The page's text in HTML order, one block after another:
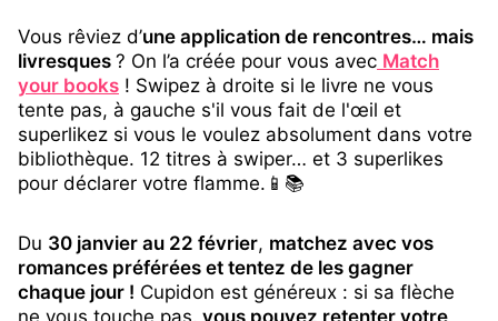
Vous rêviez d’une application de rencontres… mais
livresques ? On l’a créée pour vous avec Match
your books ! Swipez à droite si le livre ne vous
tente pas, à gauche s'il vous fait de l'œil et
superlikez si vous le voulez absolument dans votre
bibliothèque. 12 titres à swiper… et 3 superlikes
pour déclarer votre flamme.📱📚
Du 30 janvier au 22 février, matchez avec vos
romances préférées et tentez de les gagner
chaque jour ! Cupidon est généreux : si sa flèche
ne vous touche pas, vous pouvez retenter votre